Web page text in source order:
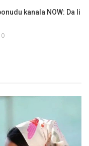
kanala NOW: Da li
0